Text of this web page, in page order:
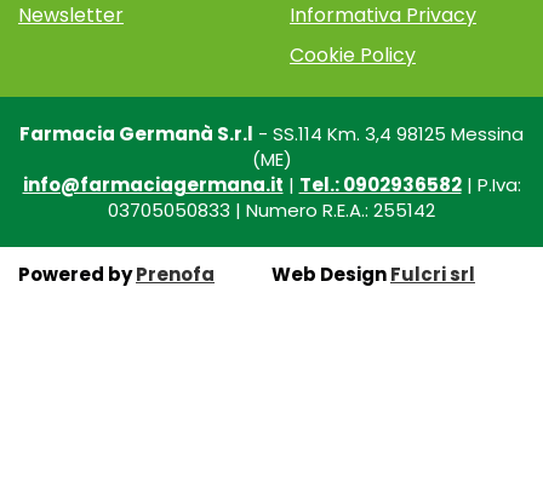
Newsletter
Informativa Privacy
Cookie Policy
Farmacia Germanà S.r.l - SS.114 Km. 3,4 98125 Messina
(ME)
info@farmaciagermana.it | Tel.: 0902936582| P.Iva:
03705050833 | Numero R.E.A.: 255142
Powered byPrenofa Web DesignFulcri srl